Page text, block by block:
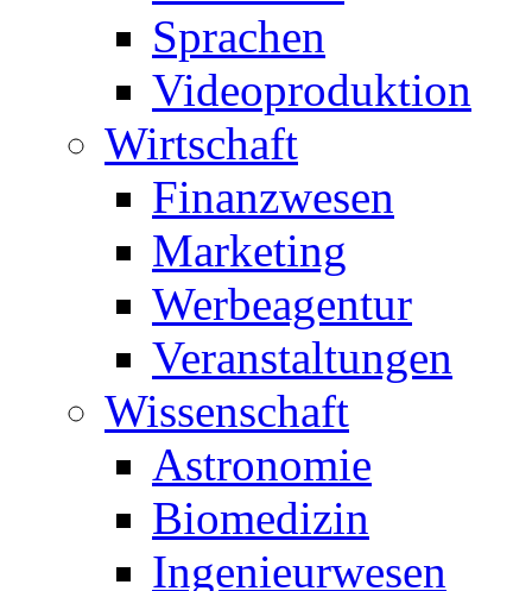
Sprachen
Videoproduktion
Wirtschaft
Finanzwesen
Marketing
Werbeagentur
Veranstaltungen
Wissenschaft
Astronomie
Biomedizin
Ingenieurwesen